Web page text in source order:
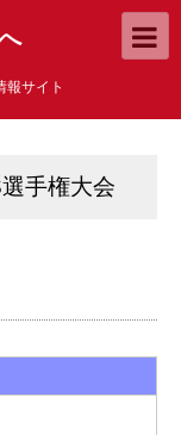
報サイト
手権大会